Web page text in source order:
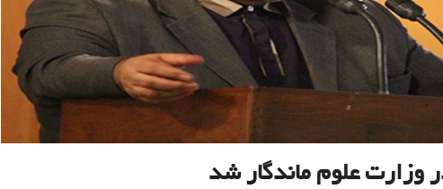
وزارت علوم ماندگار شد